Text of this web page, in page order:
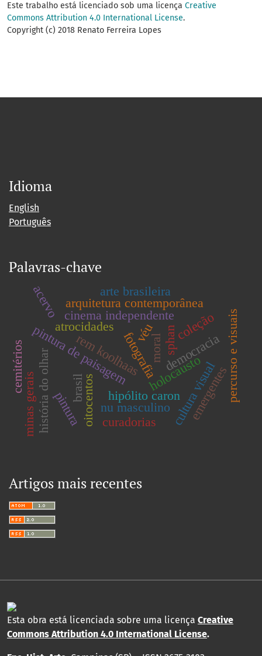
Este trabalho está licenciado sob uma licença Creative
Commons Attribution 4.0 International License.
Copyright (c) 2018 Renato Ferreira Lopes
Idioma
English
Português
Palavras-chave
hipólito caron
pintura de paisagem
oitocentos
história do olhar holocausto
fotografia
cultura visual
atrocidades
cinema independente
democracia
emergentes
brasil
rem koolhaas percurso e visuais
arquitetura contemporânea
nu masculino
pintura
véu
moral
arte brasileira
minas gerais
sphan
acervo
curadorias
cemitérios
coleção
Artigos mais recentes
Esta obra está licenciada sobre uma licença Creative
Commons Attribution 4.0 International License.